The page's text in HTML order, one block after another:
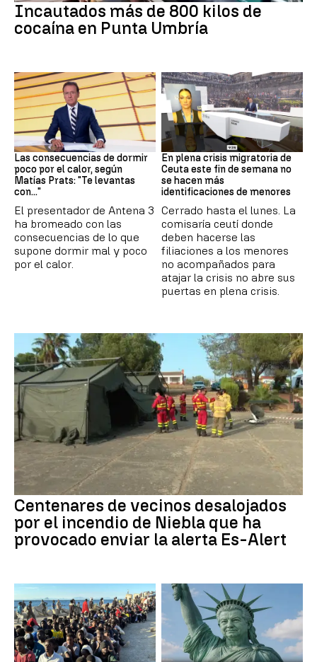
Incautados más de 800 kilos de
cocaína en Punta Umbría
Las consecuencias de dormir
poco por el calor, según
Matías Prats: "Te levantas
con..."
El presentador de Antena 3
ha bromeado con las
consecuencias de lo que
supone dormir mal y poco
por el calor.
Crisis en Ceuta
En plena crisis migratoria de
Ceuta este fin de semana no
se hacen más
identificaciones de menores
Cerrado hasta el lunes. La
comisaría ceutí donde
deben hacerse las
filiaciones a los menores
no acompañados para
atajar la crisis no abre sus
puertas en plena crisis.
Centenares de vecinos desalojados
por el incendio de Niebla que ha
provocado enviar la alerta Es-Alert